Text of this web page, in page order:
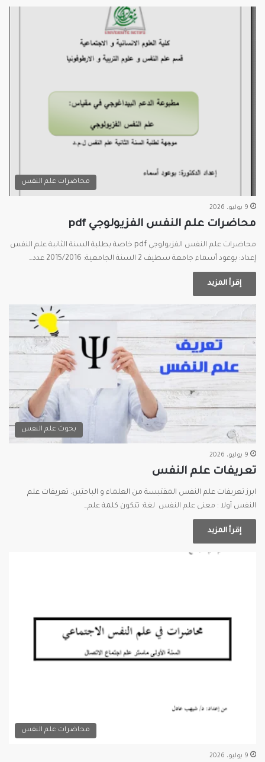
محاضرات علم النفس
9 يوليو، 2026
محاضرات علم النفس الفزيولوجي pdf
محاضرات علم النفس الفزيولوجي pdf خاصة بطلبة السنة الثانبة علم النفس
إعداد: بوعود أسماء جامعة سطيف 2 السنة الجامعية: 2015/2016 عدد…
إقرأ المزيد
بحوث علم النفس
9 يوليو، 2026
تعريفات علم النفس
ابرز تعريفات علم النفس المقتبسة من العلماء و الباحثين. تعريفات علم
النفس أولا : معنى علم النفس لغة: تتكون كلمة علم…
إقرأ المزيد
محاضرات علم النفس
9 يوليو، 2026